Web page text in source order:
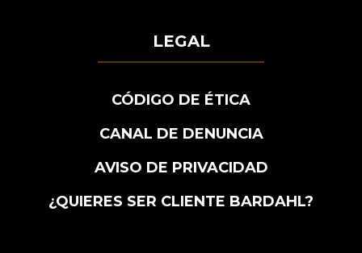
LEGAL
CÓDIGO DE ÉTICA
CANAL DE DENUNCIA
AVISO DE PRIVACIDAD
¿QUIERES SER CLIENTE BARDAHL?